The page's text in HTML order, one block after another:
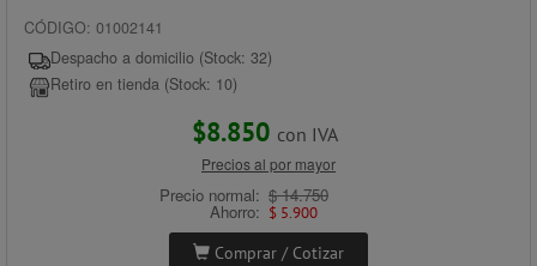
CÓDIGO: 01002141
Despacho a domicilio (Stock: 32)
Retiro en tienda (Stock: 10)
$8.850 con IVA
Precios al por mayor
Precio normal: $ 14.750
Ahorro: $ 5.900
Comprar / Cotizar